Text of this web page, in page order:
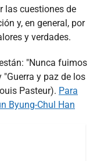
las cuestiones de
y, en general, por
y verdades.
"Nunca fuimos
y paz de los
Pasteur). Para
Byung-Chul Han